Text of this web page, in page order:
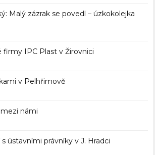
Malý zázrak se povedl – úzkokolejka
firmy IPC Plast v Žirovnici
v Pelhřimově
námi
ústavními právníky v J. Hradci